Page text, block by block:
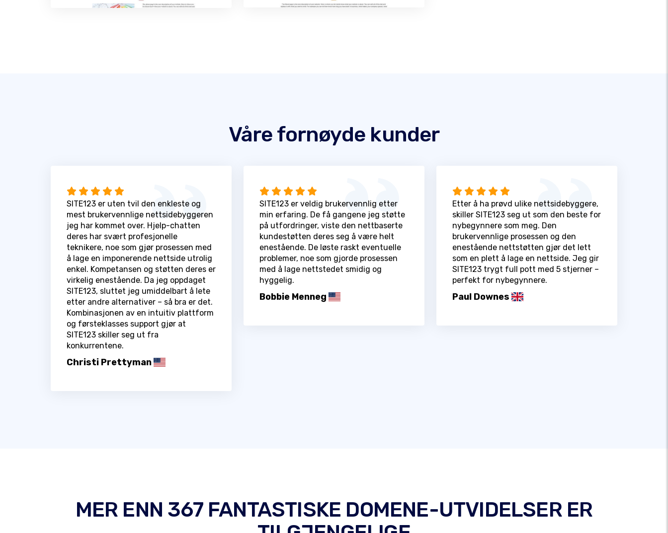
Våre fornøyde kunder
SITE123 er uten tvil den enkleste og
mest brukervennlige nettsidebyggeren
jeg har kommet over. Hjelp-chatten
deres har svært profesjonelle
teknikere, noe som gjør prosessen med
å lage en imponerende nettside utrolig
enkel. Kompetansen og støtten deres er
virkelig enestående. Da jeg oppdaget
SITE123, sluttet jeg umiddelbart å lete
etter andre alternativer – så bra er det.
Kombinasjonen av en intuitiv plattform
og førsteklasses support gjør at
SITE123 skiller seg ut fra
konkurrentene.
Christi Prettyman
SITE123 er veldig brukervennlig etter
min erfaring. De få gangene jeg støtte
på utfordringer, viste den nettbaserte
kundestøtten deres seg å være helt
enestående. De løste raskt eventuelle
problemer, noe som gjorde prosessen
med å lage nettstedet smidig og
hyggelig.
Bobbie Menneg
Etter å ha prøvd ulike nettsidebyggere,
skiller SITE123 seg ut som den beste for
nybegynnere som meg. Den
brukervennlige prosessen og den
enestående nettstøtten gjør det lett
som en plett å lage en nettside. Jeg gir
SITE123 trygt full pott med 5 stjerner –
perfekt for nybegynnere.
Paul Downes
MER ENN 367 FANTASTISKE DOMENE-UTVIDELSER ER